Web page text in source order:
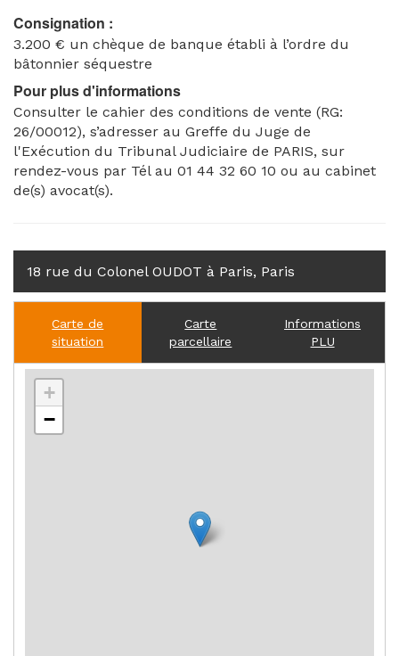
Consignation :
3.200 € un chèque de banque établi à l’ordre du
bâtonnier séquestre
Pour plus d'informations
Consulter le cahier des conditions de vente (RG:
26/00012), s’adresser au Greffe du Juge de
l'Exécution du Tribunal Judiciaire de PARIS, sur
rendez-vous par Tél au 01 44 32 60 10 ou au cabinet
de(s) avocat(s).
18 rue du Colonel OUDOT à Paris, Paris
Carte de
situation
Carte
parcellaire
Informations
PLU
+
−